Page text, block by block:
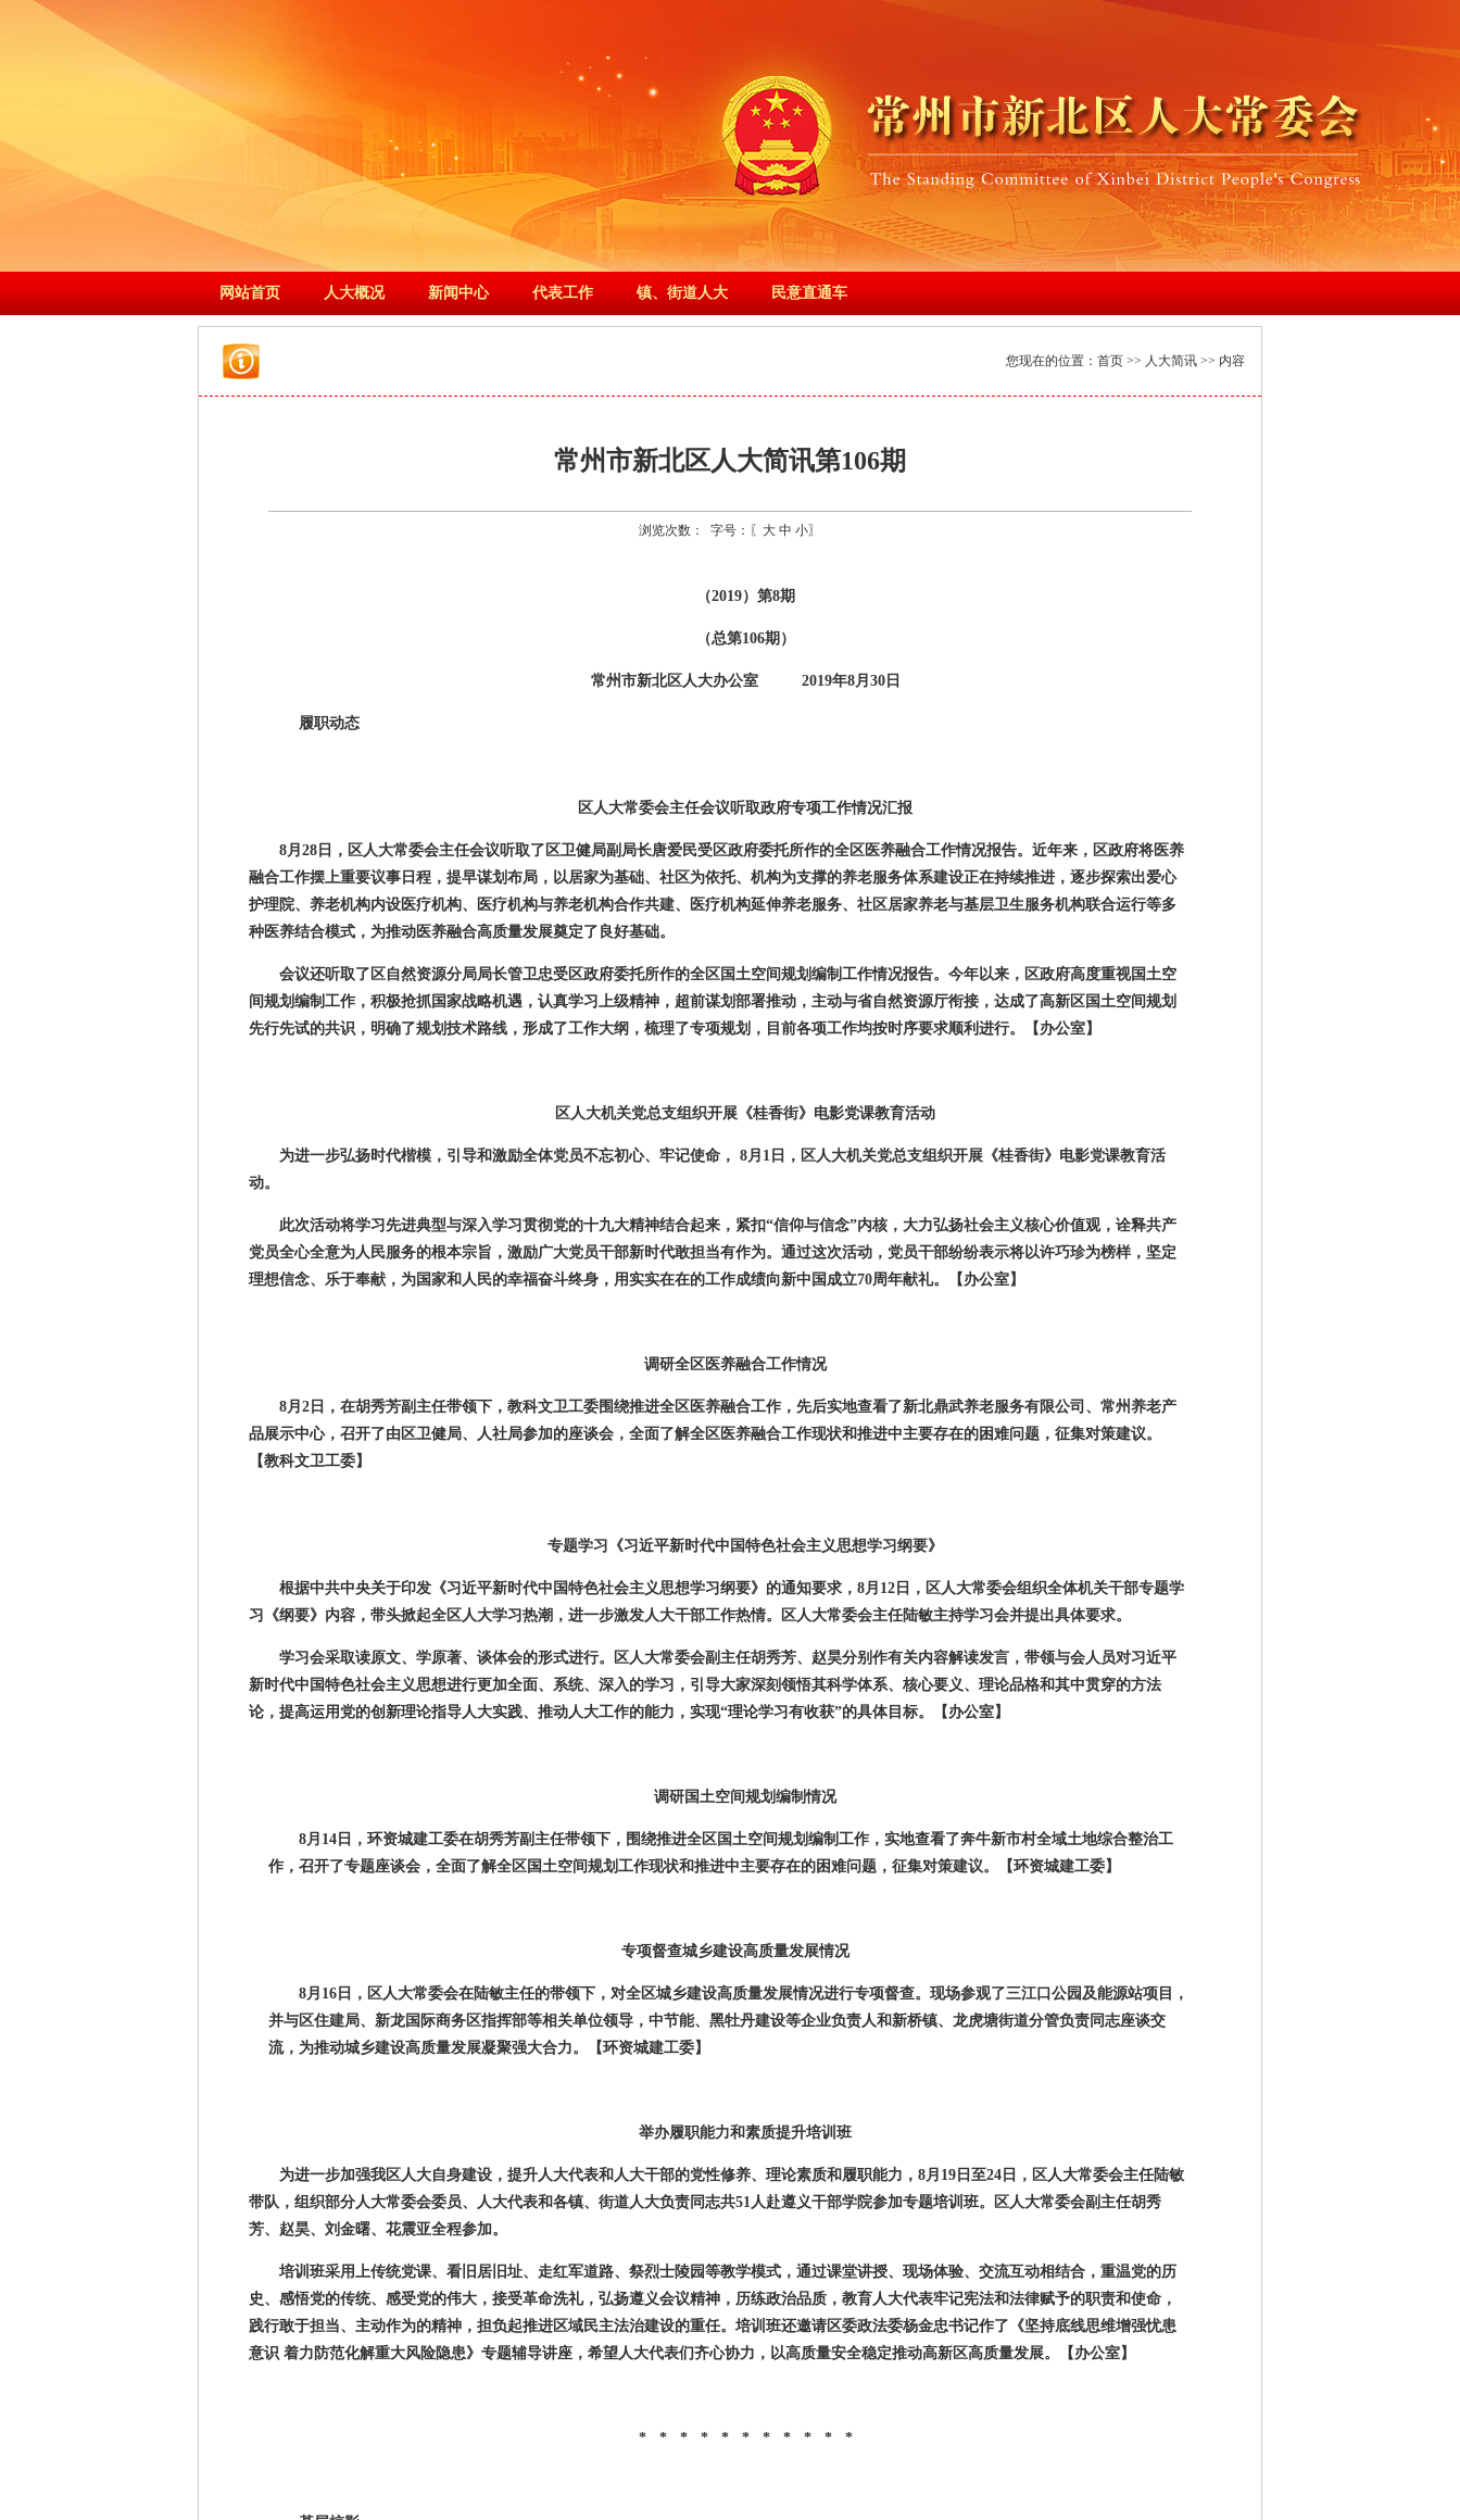
网站首页 人大概况 新闻中心 代表工作 镇、街道人大 民意直通车
您现在的位置： 首页 >> 人大简讯 >> 内容
常州市新北区人大简讯第106期
浏览次数： 字号：〖 大 中 小〗
（2019）第8期
（总第106期）
常州市新北区人大办公室 2019年8月30日
履职动态
区人大常委会主任会议听取政府专项工作情况汇报
8月28 日，区人大常委会主任会议听取了区卫健局副局长唐爱民受区政府委托所作的全区医养融合工作情况报告。近年来，区政府将医养
融合工作摆上重要议事日程，提早谋划布局，以居家为基础、社区为依托、机构为支撑的养老服务体系建设正在持续推进，逐步探索出爱心
护理院、养老机构内设医疗机构、医疗机构与养老机构合作共建、医疗机构延伸养老服务、社区居家养老与基层卫生服务机构联合运行等多
种医养结合模式，为推动医养融合高质量发展奠定了良好基础。
会议还听取了区自然资源分局局长管卫忠受区政府委托所作的全区国土空间规划编制工作情况报告。今年以来，区政府高度重视国土空
间规划编制工作，积极抢抓国家战略机遇，认真学习上级精神，超前谋划部署推动，主动与省自然资源厅衔接，达成了高新区国土空间规划
先行先试的共识，明确了规划技术路线，形成了工作大纲，梳理了专项规划，目前各项工作均按时序要求顺利进行。
【办公室】
区人大机关党总支组织开展《桂香街》电影党课教育活动
为进一步弘扬时代楷模，引导和激励全体党员不忘初心、牢记使命， 8月 1 日，区人大机关党总支组织开展《桂香街》电影党课教育活
动。
此次活动将学习先进典型与深入学习贯彻党的十九大精神结合起来，紧扣“信仰与信念”内核，大力弘扬社会主义核心价值观，诠释共产
党员全心全意为人民服务的根本宗旨，激励广大党员干部新时代敢担当有作为。通过这次活动，党员干部纷纷表示将以许巧珍为榜样，坚定
理想信念、乐于奉献，为国家和人民的幸福奋斗终身，用实实在在的工作成绩向新中国成立70周年献礼。 【办公室】
调研全区医养融合工作情况
8月2 日，在胡秀芳副主任带领下，教科文卫工委围绕推进全区医养融合工作，先后实地查看了新北鼎武养老服务有限公司、常州养老产
品展示中心，召开了由区卫健局、人社局参加的座谈会，全面了解全区医养融合工作现状和推进中主要存在的困难问题，征集对策建议。
【教科文卫工委】
专题学习《习近平新时代中国特色社会主义思想学习纲要》
根据中共中央关于印发《习近平新时代中国特色社会主义思想学习纲要》的通知要求，8月 12 日，区人大常委会组织全体机关干部专题学
习《纲要》内容，带头掀起全区人大学习热潮，进一步激发人大干部工作热情。区人大常委会主任陆敏主持学习会并提出具体要求。
学习会采取读原文、学原著、谈体会的形式进行。区人大常委会副主任胡秀芳、赵昊分别作有关内容解读发言，带领与会人员对习近平
新时代中国特色社会主义思想进行更加全面、系统、深入的学习，引导大家深刻领悟其科学体系、核心要义、理论品格和其中贯穿的方法
论，提高运用党的创新理论指导人大实践、推动人大工作的能力，实现“理论学习有收获”的具体目标。
【办公室】
调研国土空间规划编制情况
8月 14 日，环资城建工委在胡秀芳副主任带领下，围绕推进全区国土空间规划编制工作，实地查看了奔牛新市村全域土地综合整治工
作，召开了专题座谈会，全面了解全区国土空间规划工作现状和推进中主要存在的困难问题，征集对策建议。
【环资城建工委】
专项督查城乡建设高质量发展情况
8月 16 日，区人大常委会在陆敏主任的带领下，对全区城乡建设高质量发展情况进行专项督查。现场参观了三江口公园及能源站项目，
并与区住建局、新龙国际商务区指挥部等相关单位领导，中节能、黑牡丹建设等企业负责人和新桥镇、龙虎塘街道分管负责同志座谈交
流，为推动城乡建设高质量发展凝聚强大合力。
【环资城建工委】
举办履职能力和素质提升培训班
为进一步加强我区人大自身建设，提升人大代表和人大干部的党性修养、理论素质和履职能力，8月 19 日至24 日，区人大常委会主任陆敏
带队，组织部分人大常委会委员、人大代表和各镇、街道人大负责同志共51人赴遵义干部学院参加专题培训班。区人大常委会副主任胡秀
芳、赵昊、刘金曙、花震亚全程参加。
培训班采用上传统党课、看旧居旧址、走红军道路、祭烈士陵园等教学模式，通过课堂讲授、现场体验、交流互动相结合，重温党的历
史、感悟党的传统、感受党的伟大，接受革命洗礼，弘扬遵义会议精神，历练政治品质，教育人大代表牢记宪法和法律赋予的职责和使命，
践行敢于担当、主动作为的精神，担负起推进区域民主法治建设的重任。培训班还邀请区委政法委杨金忠书记作了《坚持底线思维增强忧患
意识 着力防范化解重大风险隐患》专题辅导讲座，希望人大代表们齐心协力，以高质量安全稳定推动高新区高质量发展。
【办公室】
* * * * * * * * * * *